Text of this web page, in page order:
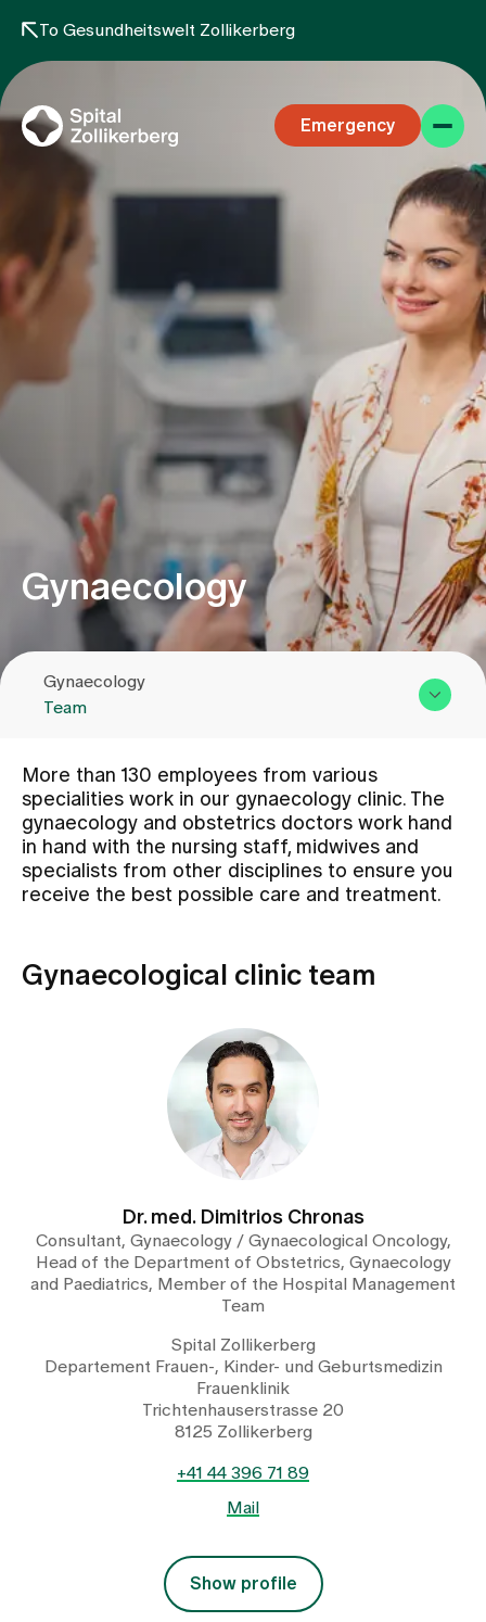
To Gesundheitswelt Zollikerberg
Emergency
Specialist areas
Assigning
Events
About us
Latest news
Jobs & Career
Media
Gynaecology
Gynaecology
Team
Overview & Services
Team
Assigning
Contact us
More than 130 employees from various
specialities work in our gynaecology clinic. The
gynaecology and obstetrics doctors work hand
in hand with the nursing staff, midwives and
specialists from other disciplines to ensure you
receive the best possible care and treatment.
Gynaecological clinic team
Dr. med. Dimitrios Chronas
Consultant, Gynaecology / Gynaecological Oncology,
Head of the Department of Obstetrics, Gynaecology
and Paediatrics, Member of the Hospital Management
Team
Spital Zollikerberg
Departement Frauen-, Kinder- und Geburtsmedizin
Frauenklinik
Trichtenhauserstrasse 20
8125 Zollikerberg
+41 44 396 71 89
Mail
Show profile